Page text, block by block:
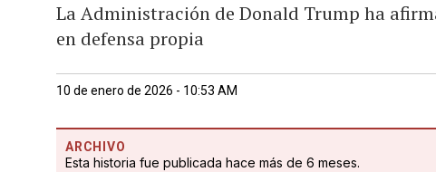
La Administración de Donald Trump ha
en defensa propia
10 de enero de 2026 - 10:53 AM
ARCHIVO
Esta historia fue publicada hace más de 6 meses.